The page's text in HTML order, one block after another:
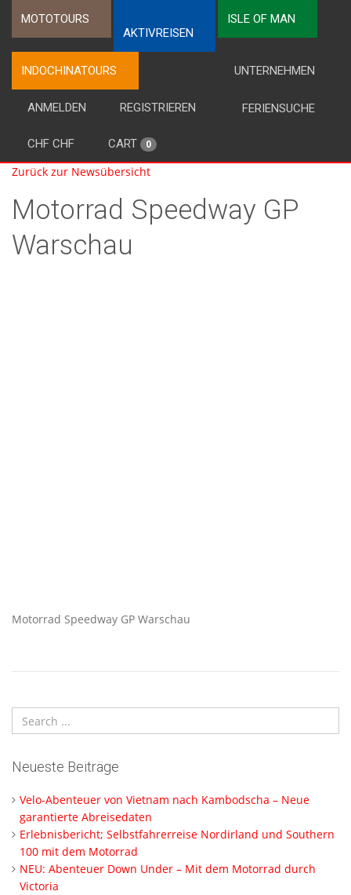
MOTOTOURS
AKTIVREISEN
ISLE OF MAN
INDOCHINATOURS UNTERNEHMEN
FERIENSUCHE
ANMELDEN REGISTRIEREN
CHF CHF CART 0
Zurück zur Newsübersicht
Motorrad Speedway GP
Warschau
Motorrad Speedway GP Warschau
Neueste Beiträge
Velo-Abenteuer von Vietnam nach Kambodscha – Neue
garantierte Abreisedaten
Erlebnisbericht; Selbstfahrerreise Nordirland und Southern
100 mit dem Motorrad
NEU: Abenteuer Down Under – Mit dem Motorrad durch
Victoria